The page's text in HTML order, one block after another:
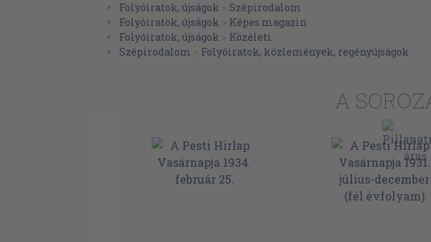
Folyóiratok, újságok > Szépirodalom
Folyóiratok, újságok > Képes magazin
Folyóiratok, újságok > Közéleti
Szépirodalom > Folyóiratok, közlemények, regényújságok
A